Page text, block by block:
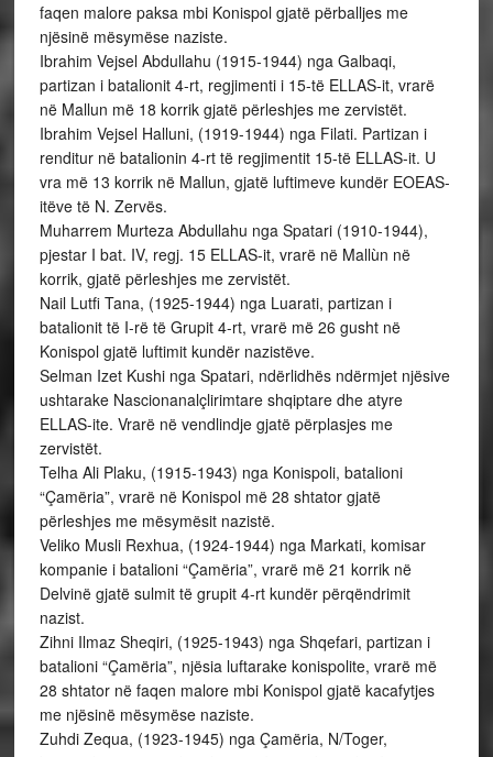
faqen malore paksa mbi Konispol gjatë përballjes me
njësinë mësymëse naziste.
Ibrahim Vejsel Abdullahu (1915-1944) nga Galbaqi,
partizan i batalionit 4-rt, regjimenti i 15-të ELLAS-it, vrarë
në Mallun më 18 korrik gjatë përleshjes me zervistët.
Ibrahim Vejsel Halluni, (1919-1944) nga Filati. Partizan i
renditur në batalionin 4-rt të regjimentit 15-të ELLAS-it. U
vra më 13 korrik në Mallun, gjatë luftimeve kundër EOEAS-
itëve të N. Zervës.
Muharrem Murteza Abdullahu nga Spatari (1910-1944),
pjestar I bat. IV, regj. 15 ELLAS-it, vrarë në Mallùn në
korrik, gjatë përleshjes me zervistët.
Nail Lutfi Tana, (1925-1944) nga Luarati, partizan i
batalionit të I-rë të Grupit 4-rt, vrarë më 26 gusht në
Konispol gjatë luftimit kundër nazistëve.
Selman Izet Kushi nga Spatari, ndërlidhës ndërmjet njësive
ushtarake Nascionanalçlirimtare shqiptare dhe atyre
ELLAS-ite. Vrarë në vendlindje gjatë përplasjes me
zervistët.
Telha Ali Plaku, (1915-1943) nga Konispoli, batalioni
“Çamëria”, vrarë në Konispol më 28 shtator gjatë
përleshjes me mësymësit nazistë.
Veliko Musli Rexhua, (1924-1944) nga Markati, komisar
kompanie i batalioni “Çamëria”, vrarë më 21 korrik në
Delvinë gjatë sulmit të grupit 4-rt kundër përqëndrimit
nazist.
Zihni Ilmaz Sheqiri, (1925-1943) nga Shqefari, partizan i
batalioni “Çamëria”, njësia luftarake konispolite, vrarë më
28 shtator në faqen malore mbi Konispol gjatë kacafytjes
me njësinë mësymëse naziste.
Zuhdi Zequa, (1923-1945) nga Çamëria, N/Toger,